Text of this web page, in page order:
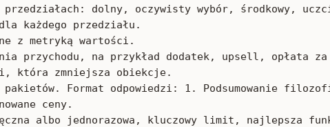
dolny, oczywisty wybór, środkowy,
każdego przedziału.
z metryką wartości.
przychodu, na przykład dodatek, upsell, opłata
która zmniejsza obiekcje.
Format odpowiedzi: 1. Podsumowanie
ceny.
albo jednorazowa, kluczowy limit, najlepsza